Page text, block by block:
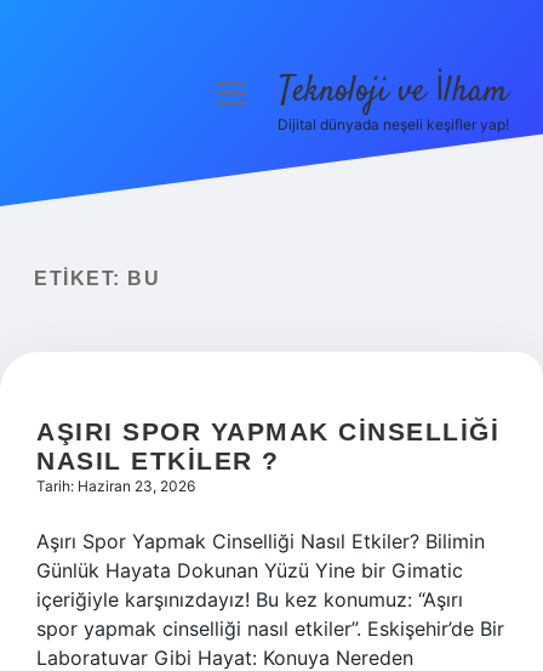
Yasal Uyarı
menüyüTeknoloji ve İlham
Dijital dünyada neşeli keşifler yap!
ETIKET: BU
AŞIRI SPOR YAPMAK CINSELLIĞI
NASIL ETKILER ?
Tarih: Haziran 23, 2026
Aşırı Spor Yapmak Cinselliği Nasıl Etkiler? Bilimin
Günlük Hayata Dokunan Yüzü Yine bir Gimatic
içeriğiyle karşınızdayız! Bu kez konumuz: “Aşırı
spor yapmak cinselliği nasıl etkiler”. Eskişehir’de Bir
Laboratuvar Gibi Hayat: Konuya Nereden